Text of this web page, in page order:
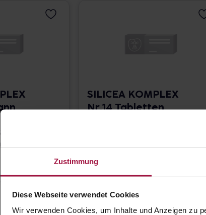
Zustimmung
Diese Webseite verwendet Cookies
Wir verwenden Cookies, um Inhalte und Anzeigen zu
Details
SILICEA KOMPLEX
Nr.14 Tabletten
16,77